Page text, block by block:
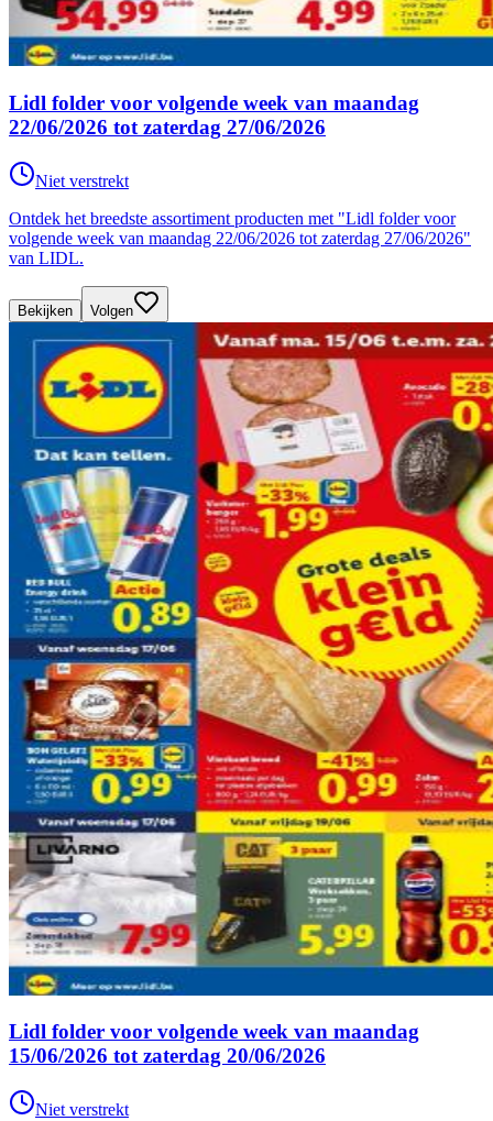
Lidl folder voor volgende week van maandag
22/06/2026 tot zaterdag 27/06/2026
Niet verstrekt
Ontdek het breedste assortiment producten met "Lidl folder voor
volgende week van maandag 22/06/2026 tot zaterdag 27/06/2026"
van LIDL.
Bekijken Volgen
Lidl folder voor volgende week van maandag
15/06/2026 tot zaterdag 20/06/2026
Niet verstrekt